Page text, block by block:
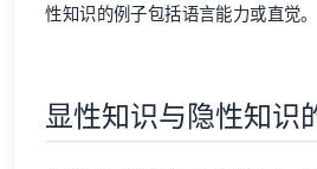
性知识的例子包括语言能力或直觉。
显性知识与隐性知识